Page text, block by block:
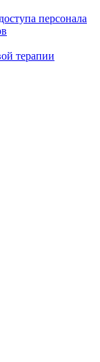
персонала
терапии